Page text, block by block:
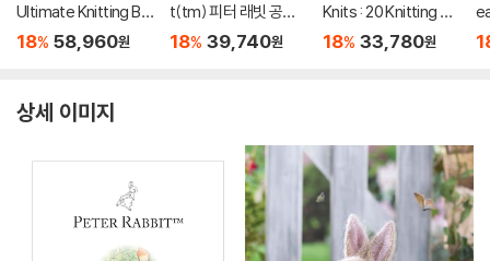
Ultimate Knitting Bo
ok: Completely Revi
18% 58,960원
t(tm) 피터 래빗 공식
뜨개인형 도안집
18% 39,740원
Knits : 20 Knitting Pa
tterns for Clothes a
18% 33,780원
t
상세 이미지